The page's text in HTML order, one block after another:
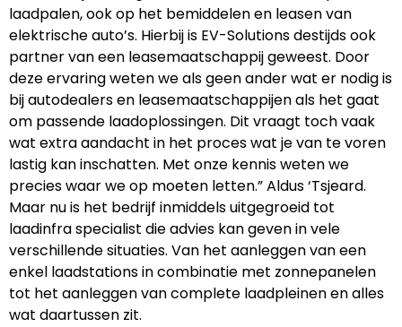
laadpalen, ook op het bemiddelen en leasen van
elektrische auto’s. Hierbij is EV-Solutions destijds ook
partner van een leasemaatschappij geweest. Door
deze ervaring weten we als geen ander wat er nodig is
bij autodealers en leasemaatschappijen als het gaat
om passende laadoplossingen. Dit vraagt toch vaak
wat extra aandacht in het proces wat je van te voren
lastig kan inschatten. Met onze kennis weten we
precies waar we op moeten letten.” Aldus ‘Tsjeard.
Maar nu is het bedrijf inmiddels uitgegroeid tot
laadinfra specialist die advies kan geven in vele
verschillende situaties. Van het aanleggen van een
enkel laadstations in combinatie met zonnepanelen
tot het aanleggen van complete laadpleinen en alles
wat daartussen zit.